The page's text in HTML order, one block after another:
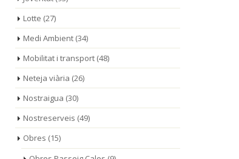
modernització de l'Oficina de Turisme de
l'Església Vella La 143a [...]
Lotte (27)
Medi Ambient(34)
Mobilitat i transport(48)
Neteja viària (26)
Nostraigua (30)
Nostreserveis (49)
Obres (15)